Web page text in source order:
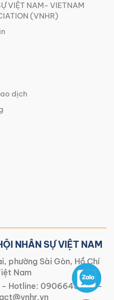
VIỆT NAM- VIETNAM
(VNHR)
dịch
NHÂN SỰ VIỆT NAM
phường Sài Gòn, Hồ Chí
Nam
- Hotline: 0906645006-